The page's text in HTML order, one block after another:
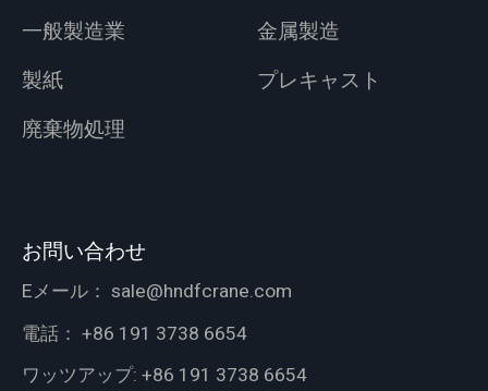
一般製造業
金属製造
製紙
プレキャスト
廃棄物処理
お問い合わせ
Eメール： sale@hndfcrane.com
電話： +86 191 3738 6654
ワッツアップ: +86 191 3738 6654